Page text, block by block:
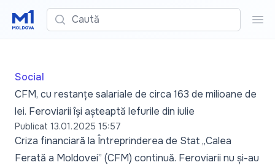
Caută
Social
CFM, cu restanțe salariale de circa 163 de milioane de
lei. Feroviarii își așteaptă lefurile din iulie
Publicat 13.01.2025 15:57
Criza financiară la Întreprinderea de Stat „Calea
Ferată a Moldovei” (CFM) continuă. Feroviarii nu și-au